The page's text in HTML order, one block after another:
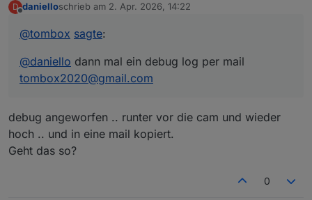
D danielloschrieb am 2. Apr. 2026, 14:22
zuletzt editiert von
@tombox sagte:
@daniello dann mal ein debug log per mail
tombox2020@gmail.com
debug angeworfen .. runter vor die cam und wieder
hoch .. und in eine mail kopiert.
Geht das so?
0